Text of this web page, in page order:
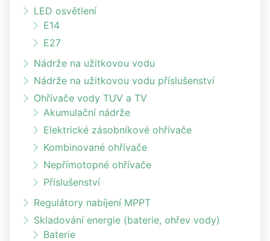
LED osvětlení
E14
E27
Nádrže na užitkovou vodu
Nádrže na užitkovou vodu příslušenství
Ohřívače vody TUV a TV
Akumulační nádrže
Elektrické zásobníkové ohřívače
Kombinované ohřívače
Nepřímotopné ohřívače
Příslušenství
Regulátory nabíjení MPPT
Skladování energie (baterie, ohřev vody)
Baterie